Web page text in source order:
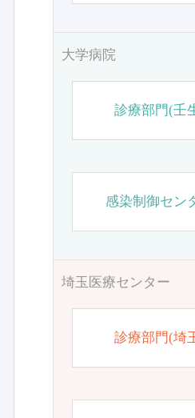
大学病院
診療部門(壬
感染制御セン
埼玉医療センター
診療部門(埼